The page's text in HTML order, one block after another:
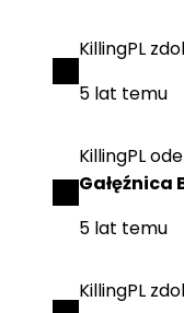
KillingPL
5 lat temu
KillingPL
Gałęźnica
5 lat temu
KillingPL